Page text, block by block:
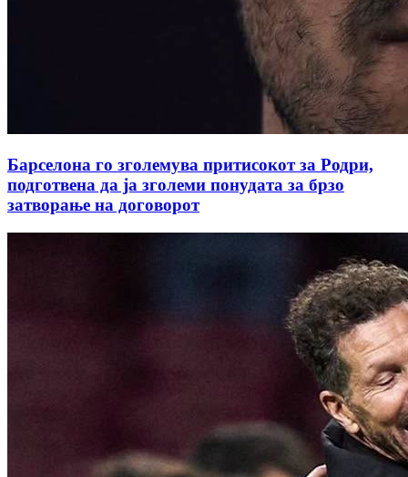
Барселона го зголемува притисокот за Родри,
подготвена да ја зголеми понудата за брзо
затворање на договорот